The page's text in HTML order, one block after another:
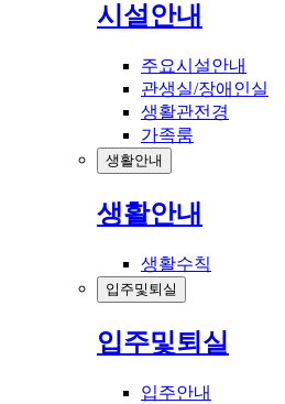
시설안내
주요시설안내
관생실/장애인실
생활관전경
가족룸
생활안내
생활안내
생활수칙
입주및퇴실
입주및퇴실
입주안내